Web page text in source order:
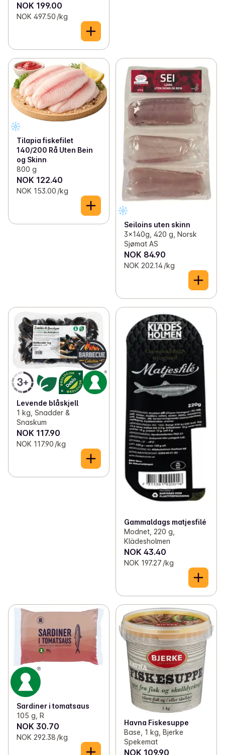
NOK 199.00
NOK 497.50 /kg
Tilapia fiskefilet
140/200 Rå Uten Bein
og Skinn
800 g
NOK 122.40
NOK 153.00 /kg
Seiloins uten skinn
3x140g, 420 g, Norsk
Sjømat AS
NOK 84.90
NOK 202.14 /kg
Levende blåskjell
1 kg, Snadder &
Snaskum
NOK 117.90
NOK 117.90 /kg
Gammaldags matjesfilé
Modnet, 220 g,
Klädesholmen
NOK 43.40
NOK 197.27 /kg
Sardiner i tomatsaus
105 g, R
NOK 30.70
NOK 292.38 /kg
Havna Fiskesuppe
Base, 1 kg, Bjerke
Spekemat
NOK 109.90